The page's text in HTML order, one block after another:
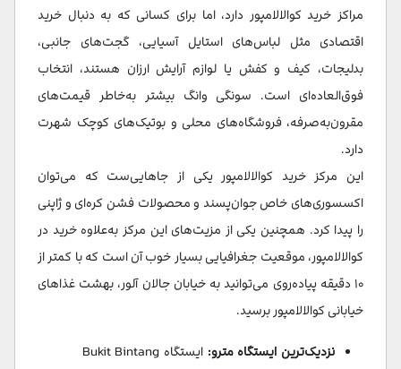
مراکز خرید کوالالامپور دارد، اما برای کسانی که به دنبال خرید
اقتصادی مثل لباس‌های استایل آسیایی، گجت‌های جانبی،
بدلیجات، کیف و کفش یا لوازم آرایش ارزان هستند، انتخاب
فوق‌العاده‌ای است. سونگی وانگ بیشتر به‌خاطر قیمت‌های
مقرون‌به‌صرفه، فروشگاه‌های محلی و بوتیک‌های کوچک شهرت
دارد.
این مرکز خرید کوالالامپور یکی از جاهایی‌ست که می‌توان
اکسسوری‌های خاص جوان‌پسند و محصولات فشن کره‌ای و ژاپنی
را پیدا کرد. همچنین یکی از مزیت‌های این مرکز به‌علاوه خرید در
کوالالامپور، موقعیت جغرافیایی بسیار خوب آن است که با کمتر از
۱۰ دقیقه پیاده‌روی می‌توانید به خیابان جالان آلور، بهشت غذاهای
خیابانی کوالالامپور برسید.
نزدیک‌ترین ایستگاه مترو:
ایستگاه Bukit Bintang